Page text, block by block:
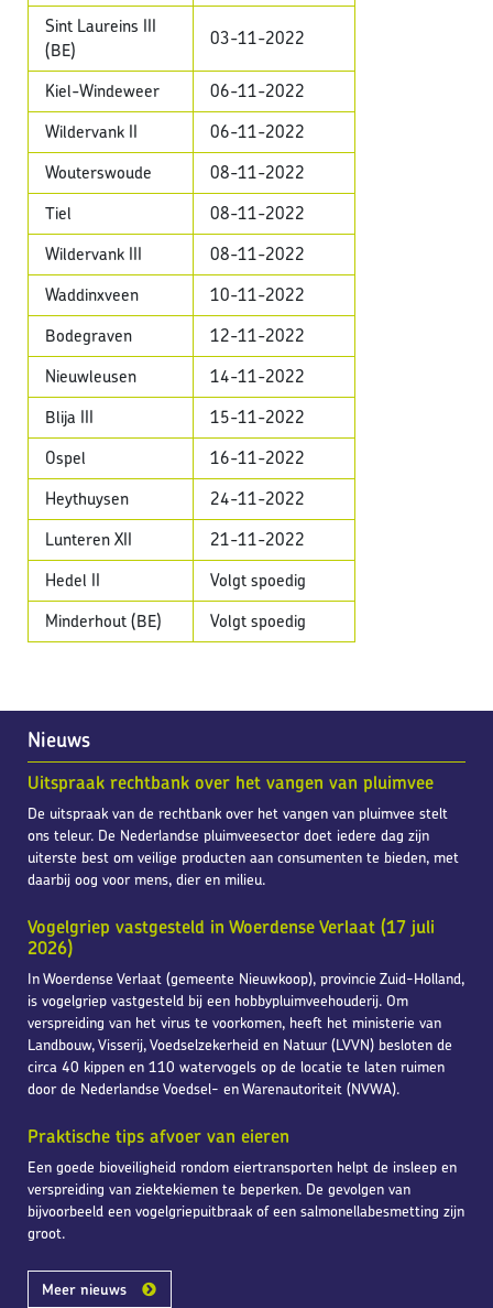
Nieuws
Uitspraak rechtbank over het vangen van pluimvee
De uitspraak van de rechtbank over het vangen van pluimvee stelt
ons teleur. De Nederlandse pluimveesector doet iedere dag zijn
uiterste best om veilige producten aan consumenten te bieden, met
daarbij oog voor mens, dier en milieu.
Vogelgriep vastgesteld in Woerdense Verlaat (17 juli
2026)
In Woerdense Verlaat (gemeente Nieuwkoop), provincie Zuid-Holland,
is vogelgriep vastgesteld bij een hobbypluimveehouderij. Om
verspreiding van het virus te voorkomen, heeft het ministerie van
Landbouw, Visserij, Voedselzekerheid en Natuur (LVVN) besloten de
circa 40 kippen en 110 watervogels op de locatie te laten ruimen
door de Nederlandse Voedsel- en Warenautoriteit (NVWA).
Praktische tips afvoer van eieren
Een goede bioveiligheid rondom eiertransporten helpt de insleep en
verspreiding van ziektekiemen te beperken. De gevolgen van
bijvoorbeeld een vogelgriepuitbraak of een salmonellabesmetting zijn
groot.
Meer nieuws
Sint Laureins III
(BE)
03-11-2022
Kiel-Windeweer
06-11-2022
Wildervank II
06-11-2022
Wouterswoude
08-11-2022
Tiel
08-11-2022
Wildervank III
08-11-2022
Waddinxveen
10-11-2022
Bodegraven
12-11-2022
Nieuwleusen
14-11-2022
Blija III
15-11-2022
Ospel
16-11-2022
Heythuysen
24-11-2022
Lunteren XII
21-11-2022
Hedel II
Volgt spoedig
Minderhout (BE)
Volgt spoedig